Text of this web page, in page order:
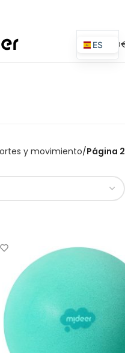
0,00
y movimiento Página 2
ES
EN